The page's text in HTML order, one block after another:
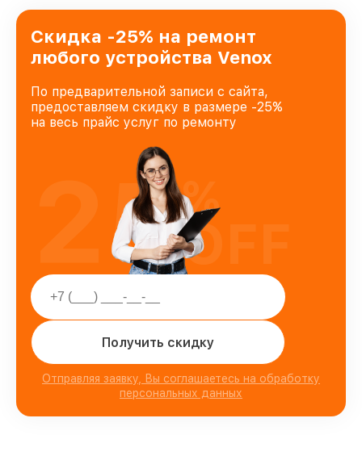
Скидка -25% на ремонт
любого устройства Venox
По предварительной записи с сайта,
предоставляем скидку в размере -25%
на весь прайс услуг по ремонту
Получить скидку
Отправляя заявку, Вы соглашаетесь на обработку
персональных данных
25%
OFF